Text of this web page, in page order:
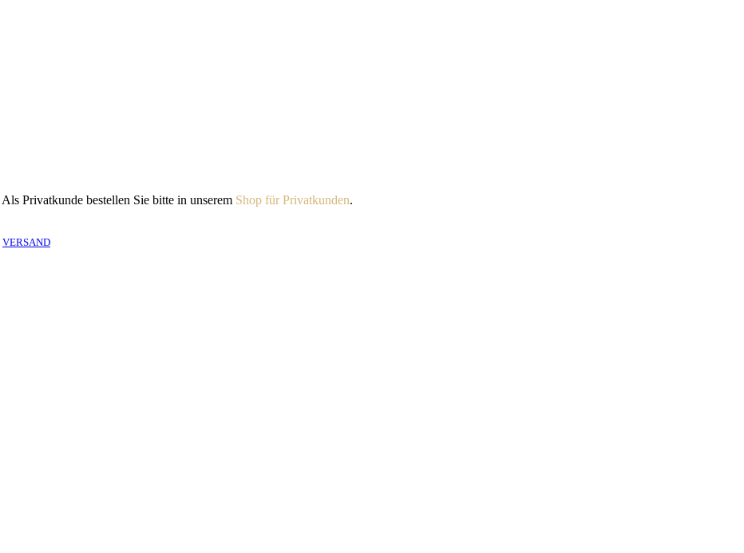
Privatkunde bestellen Sie bitte in unserem Shop für Privatkunden.
VERSAND